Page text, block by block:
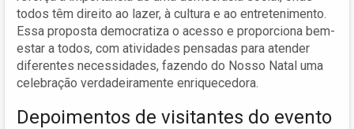
todos têm direito ao lazer, à cultura e ao entretenimento.
Essa proposta democratiza o acesso e proporciona bem-
estar a todos, com atividades pensadas para atender
diferentes necessidades, fazendo do Nosso Natal uma
celebração verdadeiramente enriquecedora.
Depoimentos de visitantes do evento